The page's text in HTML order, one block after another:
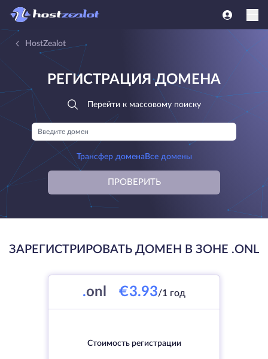
HostZealot
РЕГИСТРАЦИЯ ДОМЕНА
Перейти к массовому поиску
Трансфер домена Все домены
ПРОВЕРИТЬ
ЗАРЕГИСТРИРОВАТЬ ДОМЕН В ЗОНЕ .ONL
.onl €3.93/1 год
Стоимость регистрации